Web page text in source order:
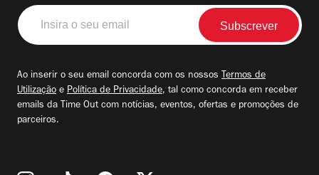
Insira
o
seu
Ao inserir o seu email concorda com os nossos Termos de
Utilização e Política de Privacidade, tal como concorda em receber
emails da Time Out com notícias, eventos, ofertas e promoções de
parceiros.